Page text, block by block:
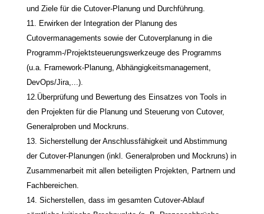
und Ziele für die Cutover-Planung und Durchführung.
11. Erwirken der Integration der Planung des
Cutovermanagements sowie der Cutoverplanung in die
Programm-/Projektsteuerungswerkzeuge des Programms
(u.a. Framework-Planung, Abhängigkeitsmanagement,
DevOps/Jira,...).
12.Überprüfung und Bewertung des Einsatzes von Tools in
den Projekten für die Planung und Steuerung von Cutover,
Generalproben und Mockruns.
13. Sicherstellung der Anschlussfähigkeit und Abstimmung
der Cutover-Planungen (inkl. Generalproben und Mockruns) in
Zusammenarbeit mit allen beteiligten Projekten, Partnern und
Fachbereichen.
14. Sicherstellen, dass im gesamten Cutover-Ablauf